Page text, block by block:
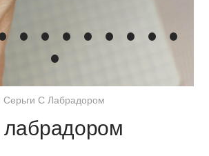
Серьги С Лабрадором
лабрадором